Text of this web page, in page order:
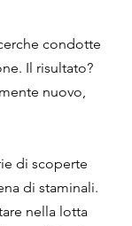
condotte
Il risultato?
nuovo,
di scoperte
di staminali.
nella lotta